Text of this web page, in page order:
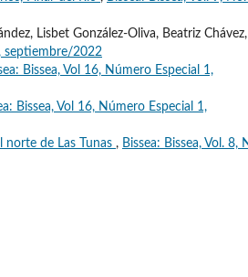
Lisbet González-Oliva, Beatriz Chávez,
septiembre/2022
Bissea, Vol 16, Número Especial 1,
Bissea, Vol 16, Número Especial 1,
norte de Las Tunas , Bissea: Bissea, Vol. 8,